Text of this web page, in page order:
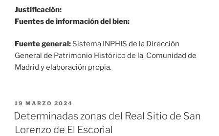
Justificación:
Fuentes de información del bien:
Fuente general: Sistema INPHIS de la Dirección
General de Patrimonio Histórico de la Comunidad de
Madrid y elaboración propia.
PUBLICADO
EL
19 MARZO 2024
Determinadas zonas del Real Sitio de San
Lorenzo de El Escorial